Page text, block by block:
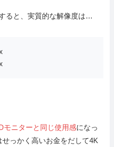
ると、実質的な解像度は…
モニターと同じ使用感になっ
っかく高いお金をだして4K